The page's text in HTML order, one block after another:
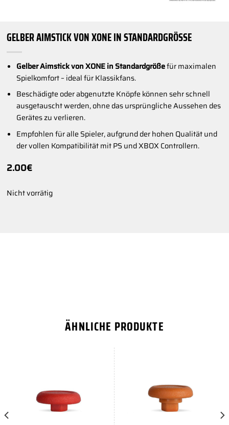
GELBER AIMSTICK VON XONE IN STANDARDGRÖSSE
Gelber Aimstick von XONE in Standardgrößefür maximalen
Spielkomfort – ideal für Klassikfans.
Beschädigte oder abgenutzte Knöpfe können sehr schnell
ausgetauscht werden, ohne das ursprüngliche Aussehen des
Gerätes zu verlieren.
Empfohlen für alle Spieler, aufgrund der hohen Qualität und
der vollen Kompatibilität mit PS und XBOX Controllern.
2.00€
Nicht vorrätig
ÄHNLICHE PRODUKTE